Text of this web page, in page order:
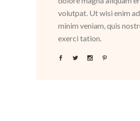
volutpat. Ut wisi enim ad
minim veniam, quis
exerci tation.